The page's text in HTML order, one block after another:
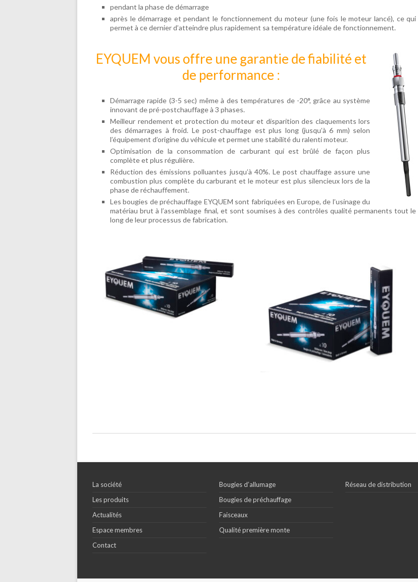
pendant la phase de démarrage
après le démarrage et pendant le fonctionnement du moteur (une fois le moteur lancé), ce qui
permet à ce dernier d’atteindre plus rapidement sa température idéale de fonctionnement.
EYQUEM vous offre une garantie de fiabilité et
de performance :
Démarrage rapide (3-5 sec) même à des températures de -20°, grâce au système
innovant de pré-postchauffage à 3 phases.
Meilleur rendement et protection du moteur et disparition des claquements lors
des démarrages à froid. Le post-chauffage est plus long (jusqu’à 6 mm) selon
l’équipement d’origine du véhicule et permet une stabilité du ralenti moteur.
Optimisation de la consommation de carburant qui est brûlé de façon plus
complète et plus régulière.
Réduction des émissions polluantes jusqu’à 40%. Le post chauffage assure une
combustion plus complète du carburant et le moteur est plus silencieux lors de la
phase de réchauffement.
Les bougies de préchauffage EYQUEM sont fabriquées en Europe, de l’usinage du
matériau brut à l’assemblage final, et sont soumises à des contrôles qualité permanents tout le
long de leur processus de fabrication.
La société
Les produits
Actualités
Espace membres
Contact
Bougies d’allumage
Bougies de préchauffage
Faisceaux
Qualité première monte
Réseau de distribution